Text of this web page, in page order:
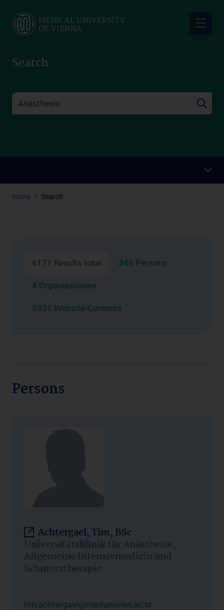
main
Search
Home Search
6171 Results total 346 Persons
4 Organisationen
5821 Website-Contents
Persons
Achtergael, Tim, BSc
Universitätsklinik für Anästhesie,
Allgemeine Intensivmedizin und
Schmerztherapie
tim.achtergael@meduniwien.ac.at